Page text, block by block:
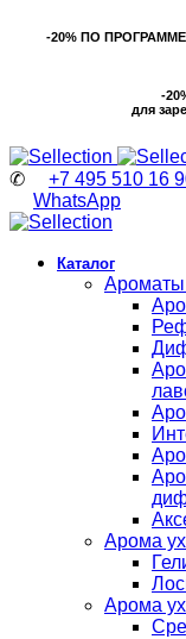
-20% ПО
-
для
✆ +7 495 510 16
WhatsApp
Каталог
Арома
Арома